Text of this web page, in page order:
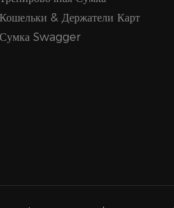
Кошельки & Держатели Карт
Сумка Swagger